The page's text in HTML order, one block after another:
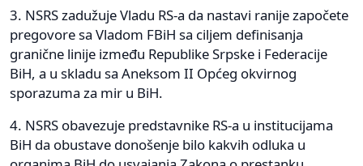
3. NSRS zadužuje Vladu RS-a da nastavi ranije započete
pregovore sa Vladom FBiH sa ciljem definisanja
granične linije između Republike Srpske i Federacije
BiH, a u skladu sa Aneksom II Općeg okvirnog
sporazuma za mir u BiH.
4. NSRS obavezuje predstavnike RS-a u institucijama
BiH da obustave donošenje bilo kakvih odluka u